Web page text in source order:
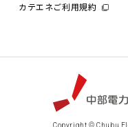
カテエネご利用規約
Copyright © Chubu